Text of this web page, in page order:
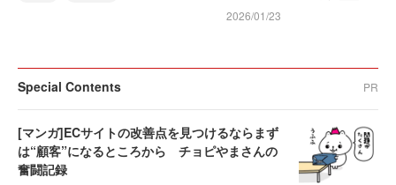
2026/01/23
Special Contents PR
[マンガ]ECサイトの改善点を見つけるならまず
は“顧客”になるところから チョピやまさんの
奮闘記録